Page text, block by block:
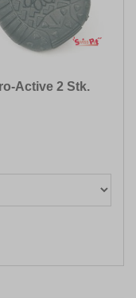
Active 2 Stk.